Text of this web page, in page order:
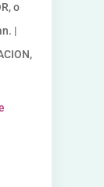
o
|